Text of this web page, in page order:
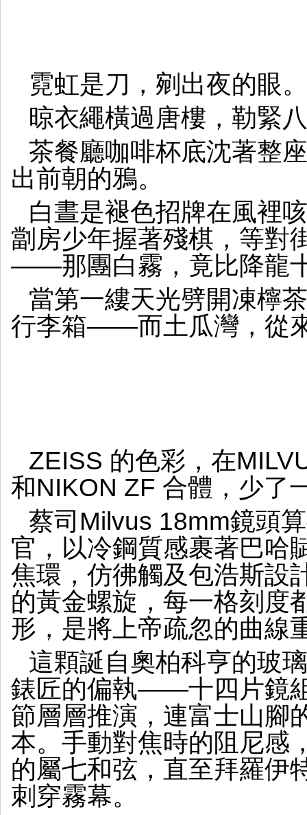
霓虹是刀，剜出夜的眼
晾衣繩橫過唐樓，勒緊
茶餐廳咖啡杯底沈著整
出前朝的鴉。
白晝是褪色招牌在風裡
劏房少年握著殘棋，等對
——那團白霧，竟比降龍
當第一縷天光劈開凍檸
行李箱——而土瓜灣，從
ZEISS 的色彩，在
和NIKON ZF 合體，少了
蔡司Milvus 18mm鏡頭
官，以冷鋼質感裹著巴哈
焦環，仿彿觸及包浩斯設
的黃金螺旋，每一格刻度
形，是將上帝疏忽的曲
這顆誕自奧柏科亨的玻
錶匠的偏執——十四片鏡
節層層推演，連富士山腳
本。手動對焦時的阻尼感
的屬七和弦，直至拜羅伊
刺穿霧幕。